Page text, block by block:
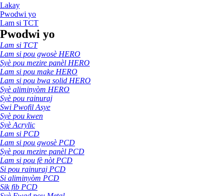
Lakay
Pwodwi yo
Lam si TCT
Pwodwi yo
Lam si TCT
Lam si pou gwosè HERO
Syè pou mezire panèl HERO
Lam si pou make HERO
Lam si pou bwa solid HERO
Syè aliminyòm HERO
Syè pou rainuraj
Swi Pwofil Asye
Syè pou kwen
Syè Acrylic
Lam si PCD
Lam si pou gwosè PCD
Syè pou mezire panèl PCD
Lam si pou fè nòt PCD
Si pou rainuraj PCD
Si aliminyòm PCD
Sik fib PCD